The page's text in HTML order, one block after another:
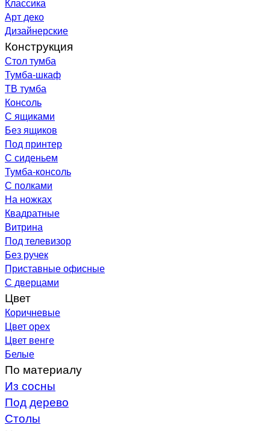
Арт деко
Дизайнерские
Конструкция
Стол тумба
Тумба-шкаф
ТВ тумба
Консоль
С ящиками
Без ящиков
Под принтер
С сиденьем
Тумба-консоль
С полками
На ножках
Квадратные
Витрина
Под телевизор
Без ручек
Приставные офисные
С дверцами
Цвет
Коричневые
Цвет орех
Цвет венге
Белые
По материалу
Из сосны
Под дерево
Столы